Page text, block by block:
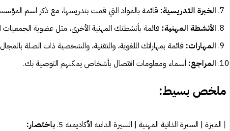
الخبرة التدريسية: قائمة بالمواد التي قمت بتدريسها، مع ذكر اسم
الأنشطة المهنية: قائمة بأنشطتك المهنية الأخرى، مثل عضوية الجمعيات
المهارات: قائمة بمهاراتك اللغوية، والتقنية، والشخصية ذات الصلة
المراجع: أسماء ومعلومات الاتصال بأشخاص يمكنهم التوصية بك.
ملخص بسيط:
| الميزة | السيرة الذاتية المهنية | السيرة الذاتية الأكاديمية 5. باختصار: